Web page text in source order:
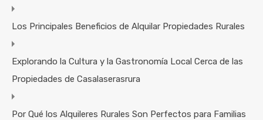
Los Principales Beneficios de Alquilar Propiedades Rurales
Explorando la Cultura y la Gastronomía Local Cerca de las
Propiedades de Casalaserasrura
Por Qué los Alquileres Rurales Son Perfectos para Familias